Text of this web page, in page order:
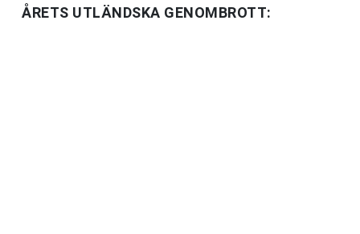
ÅRETS UTLÄNDSKA GENOMBROTT: